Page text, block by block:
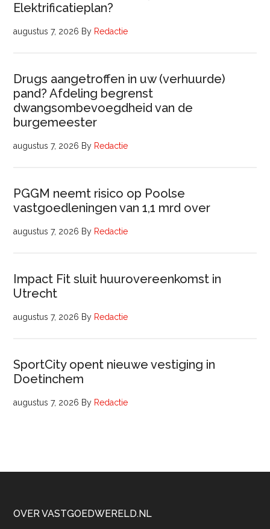
Elektrificatieplan?
augustus 7, 2026 By Redactie
Drugs aangetroffen in uw (verhuurde)
pand? Afdeling begrenst
dwangsombevoegdheid van de
burgemeester
augustus 7, 2026 By Redactie
PGGM neemt risico op Poolse
vastgoedleningen van 1,1 mrd over
augustus 7, 2026 By Redactie
Impact Fit sluit huurovereenkomst in
Utrecht
augustus 7, 2026 By Redactie
SportCity opent nieuwe vestiging in
Doetinchem
augustus 7, 2026 By Redactie
Footer
OVER VASTGOEDWERELD.NL